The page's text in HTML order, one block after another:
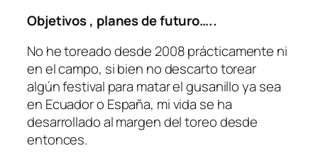
Objetivos , planes de futuro…..
No he toreado desde 2008 prácticamente ni
en el campo, si bien no descarto torear
algún festival para matar el gusanillo ya sea
en Ecuador o España, mi vida se ha
desarrollado al margen del toreo desde
entonces.